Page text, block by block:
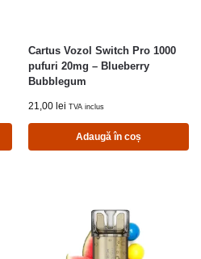
Cartus Vozol Switch Pro 1000
pufuri 20mg – Blueberry
Bubblegum
21,00 lei TVA inclus
Adaugă în coș